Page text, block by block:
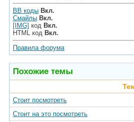
BB коды Вкл.
Смайлы Вкл.
[IMG] код Вкл.
HTML код Вкл.
Правила форума
Похожие темы
Стоит посмотреть
Стоит на это посмотреть